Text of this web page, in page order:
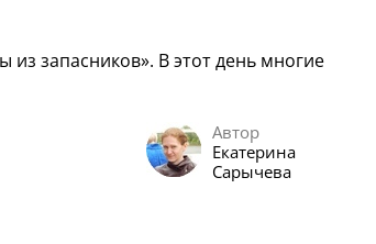
из запасников». В этот день многие
Автор
Екатерина
Сарычева